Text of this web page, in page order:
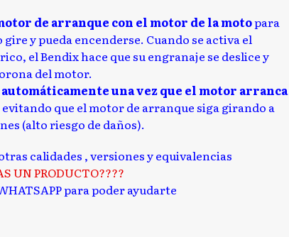
de arranque con el motor de la motopara
y pueda encenderse. Cuando se activa el
el Bendix hace que su engranaje se deslice y
del motor.
una vez que el motor arranca
evitando que el motor de arranque siga girando a
(alto riesgo de daños).
calidades , versiones y equivalencias
UN PRODUCTO????
para poder ayudarte